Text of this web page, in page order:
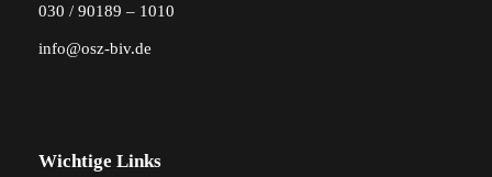
030 / 90189 – 1010
info@osz-biv.de
Wichtige Links